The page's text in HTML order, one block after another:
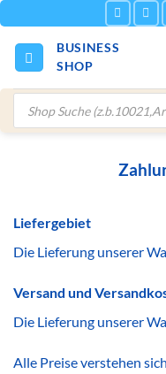
Inhalt
springen
BUSINESS
SHOP
Products
search
Liefergebiet
Die Lieferung unserer
Versand und
Die Lieferung unserer
Alle Preise verstehen sich